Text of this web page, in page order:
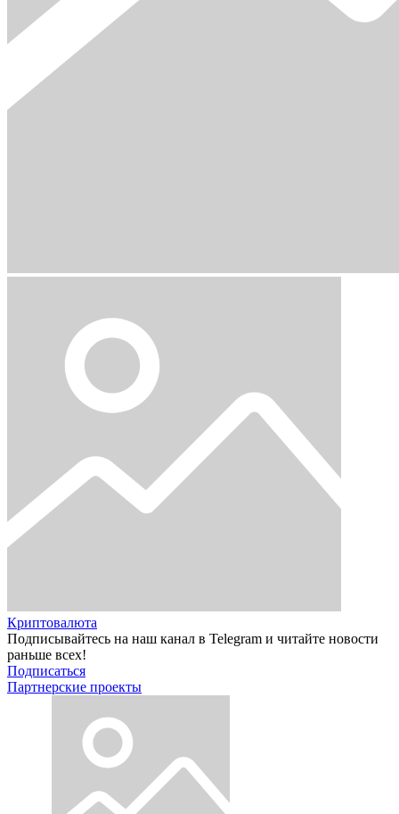
Криптовалюта
Подписывайтесь на наш канал в Telegram и читайте новости
раньше всех!
Подписаться
Партнерские проекты